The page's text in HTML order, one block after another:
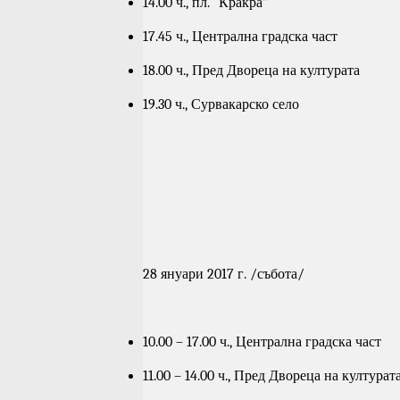
17.45 ч., Централна градска част
18.00 ч., Пред Двореца на културата
19.30 ч., Сурвакарско село
28 януари 2017 г. /събота/
10.00 – 17.00 ч., Централна градска част
11.00 – 14.00 ч., Пред Двореца на